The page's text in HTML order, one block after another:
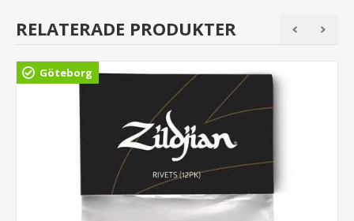
RELATERADE PRODUKTER
Göteborg